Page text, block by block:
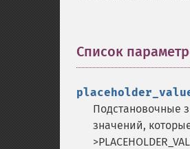
Список
Подстановочные
значений,